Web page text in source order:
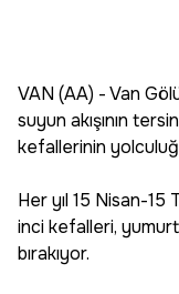
VAN (AA) - Van
suyun akışının
kefallerinin
Her yıl 15 Nisan-
inci kefalleri,
bırakıyor.